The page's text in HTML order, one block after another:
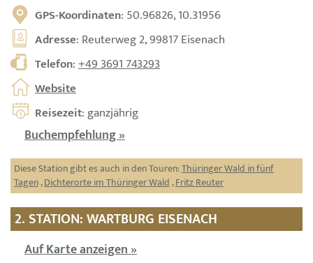
GPS-Koordinaten: 50.96826, 10.31956
Adresse: Reuterweg 2, 99817 Eisenach
Telefon:+49 3691 743293
Website
Reisezeit: ganzjährig
Buchempfehlung »
Diese Station gibt es auch in den Touren:Thüringer Wald in fünf
Tagen,Dichterorte im Thüringer Wald,Fritz Reuter
2. STATION: WARTBURG EISENACH
Auf Karte anzeigen »